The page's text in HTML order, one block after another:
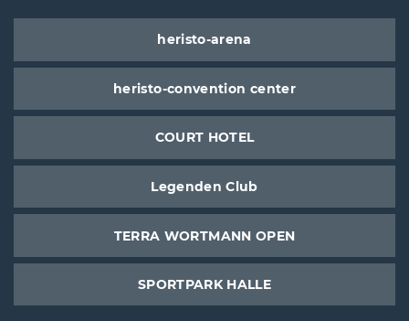
heristo-arena
heristo-convention center
COURT HOTEL
Legenden Club
TERRA WORTMANN OPEN
SPORTPARK HALLE